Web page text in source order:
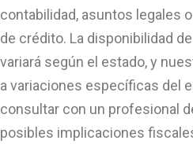
contabilidad, asuntos legales
de crédito. La disponibilidad
variará según el estado, y
a variaciones específicas del
consultar con un profesional
posibles implicaciones